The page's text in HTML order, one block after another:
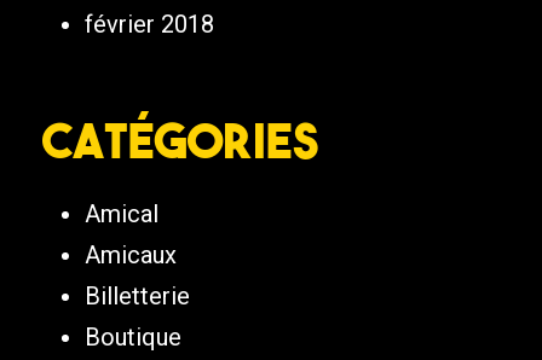
février 2018
Catégories
Amical
Amicaux
Billetterie
Boutique